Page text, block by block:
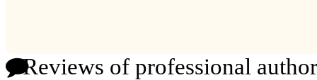
Reviews of professional